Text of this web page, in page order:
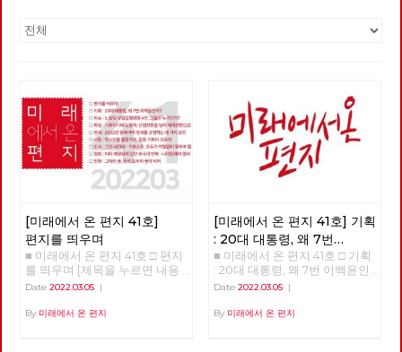
[미래에서 온 편지 41호]
편지를 띄우며
■ 미래에서 온 편지 41호 □ 편지
를 띄우며 [제목을 누르면 내용
을 볼 수 있습니다.] □ 편지를 띄
번 이백윤인가? □ 이슈 : 노동당
Date 2022.03.05 |
By 미래에서 온 편지
[미래에서 온 편지 41호] 기획
: 20대 대통령, 왜 7번
이백윤인가? (1)
■ 미래에서 온 편지 41호 □ 기획
: 20대 대통령, 왜 7번 이백윤인
가? >>>>>> 업로드 준비중
Date 2022.03.05|
By 미래에서 온 편지